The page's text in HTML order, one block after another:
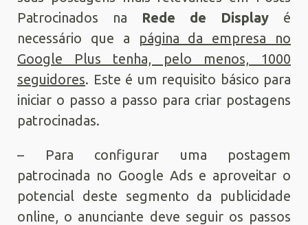
Patrocinados na Rede de Display é
necessário que a
página da empresa no
Google Plus tenha, pelo menos, 1000
seguidores. Este é um requisito básico para
iniciar o passo a passo para criar postagens
patrocinadas.
– Para configurar uma postagem
patrocinada no Google Ads e aproveitar o
potencial deste segmento da publicidade
online, o anunciante deve seguir os passos